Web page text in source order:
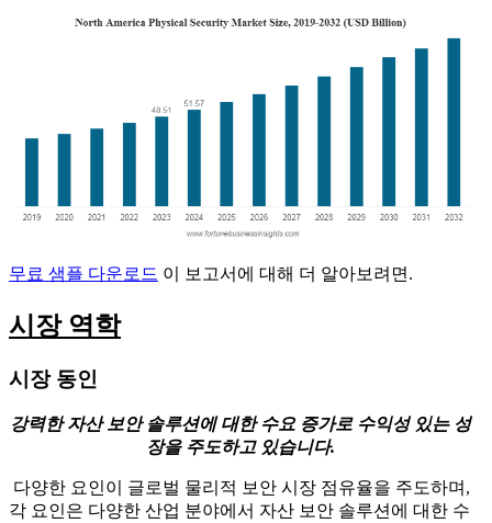
무료 샘플 다운로드 이 보고서에 대해 더 알아보려면.
시장 역학
시장 동인
강력한 자산 보안 솔루션에 대한 수요 증가로 수익성 있는 성
장을 주도하고 있습니다.
다양한 요인이 글로벌 물리적 보안 시장 점유율을 주도하며,
각 요인은 다양한 산업 분야에서 자산 보안 솔루션에 대한 수